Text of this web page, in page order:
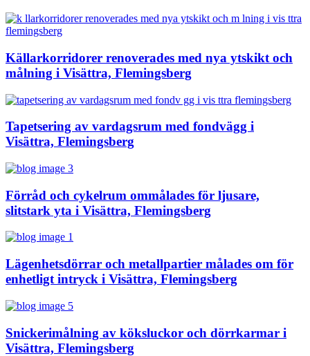
Källarkorridorer renoverades med nya ytskikt och
målning i Visättra, Flemingsberg
Tapetsering av vardagsrum med fondvägg i
Visättra, Flemingsberg
Förråd och cykelrum ommålades för ljusare,
slitstark yta i Visättra, Flemingsberg
Lägenhetsdörrar och metallpartier målades om för
enhetligt intryck i Visättra, Flemingsberg
Snickerimålning av köksluckor och dörrkarmar i
Visättra, Flemingsberg